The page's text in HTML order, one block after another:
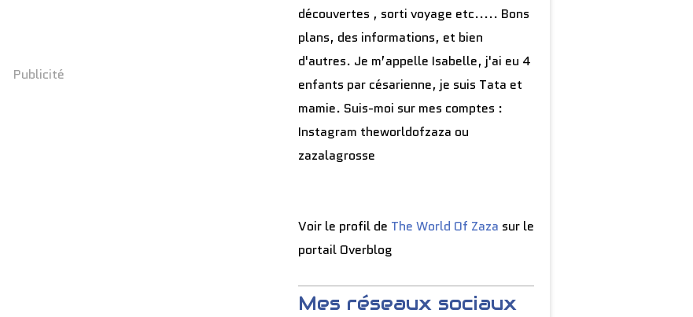
Publicité
découvertes , sorti voyage etc..... Bons
plans, des informations, et bien
d'autres. Je m’appelle Isabelle, j'ai eu 4
enfants par césarienne, je suis Tata et
mamie. Suis-moi sur mes comptes :
Instagram theworldofzaza ou
zazalagrosse
Voir le profil de The World Of Zaza sur le
portail Overblog
Mes réseaux sociaux